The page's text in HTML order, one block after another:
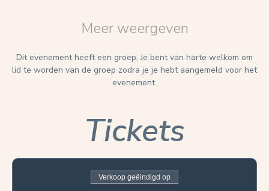
Meer weergeven
Dit evenement heeft een groep. Je bent van harte welkom om
lid te worden van de groep zodra je je hebt aangemeld voor het
evenement.
Tickets
Verkoop geëindigd op